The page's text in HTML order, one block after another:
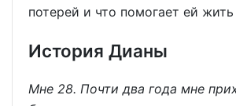
потерей и что помогает ей
История Дианы
Мне 28. Почти два года мне